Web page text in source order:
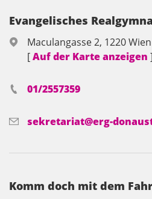
Evangelisches
Maculangasse 2, 1220
[Auf der Karte anzeigen ]
01/2557359
sekretariat@erg-
Komm doch mit dem